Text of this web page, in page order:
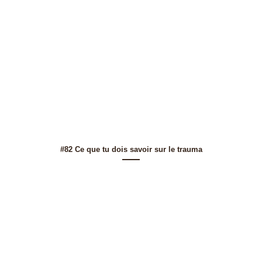
#82 Ce que tu dois savoir sur le trauma